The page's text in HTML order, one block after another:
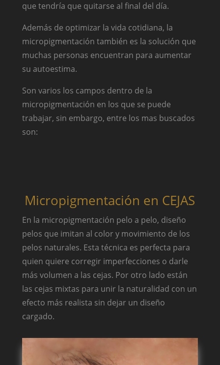
que tendría que quitarse al final del día.
Además de optimizar la vida cotidiana, la
micropigmentación también es la solución que
muchas personas encuentran para aumentar
su autoestima.
Son varios los campos dentro de la
micropigmentación en los que se puede
trabajar, sin embargo, entre los mas buscados
son:
Micropigmentación en CEJAS
En la micropigmentación pelo a pelo, diseño
pelos que imitan al color y movimiento de los
pelos naturales. Esta técnica es perfecta para
quien quiere corregir imperfecciones o darle
más volumen a las cejas. Por otro lado están
las cejas mixtas para unir la naturalidad con un
efecto más realista sin dejar un diseño
cargado.